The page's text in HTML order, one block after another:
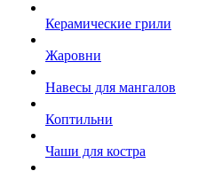
Керамические грили
Жаровни
Навесы для мангалов
Коптильни
Чаши для костра